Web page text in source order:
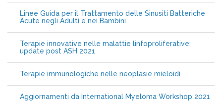
Linee Guida per il Trattamento delle Sinusiti Batteriche
Acute negli Adulti e nei Bambini
Terapie innovative nelle malattie linfoproliferative:
update post ASH 2021
Terapie immunologiche nelle neoplasie mieloidi
Aggiornamenti da International Myeloma Workshop 2021